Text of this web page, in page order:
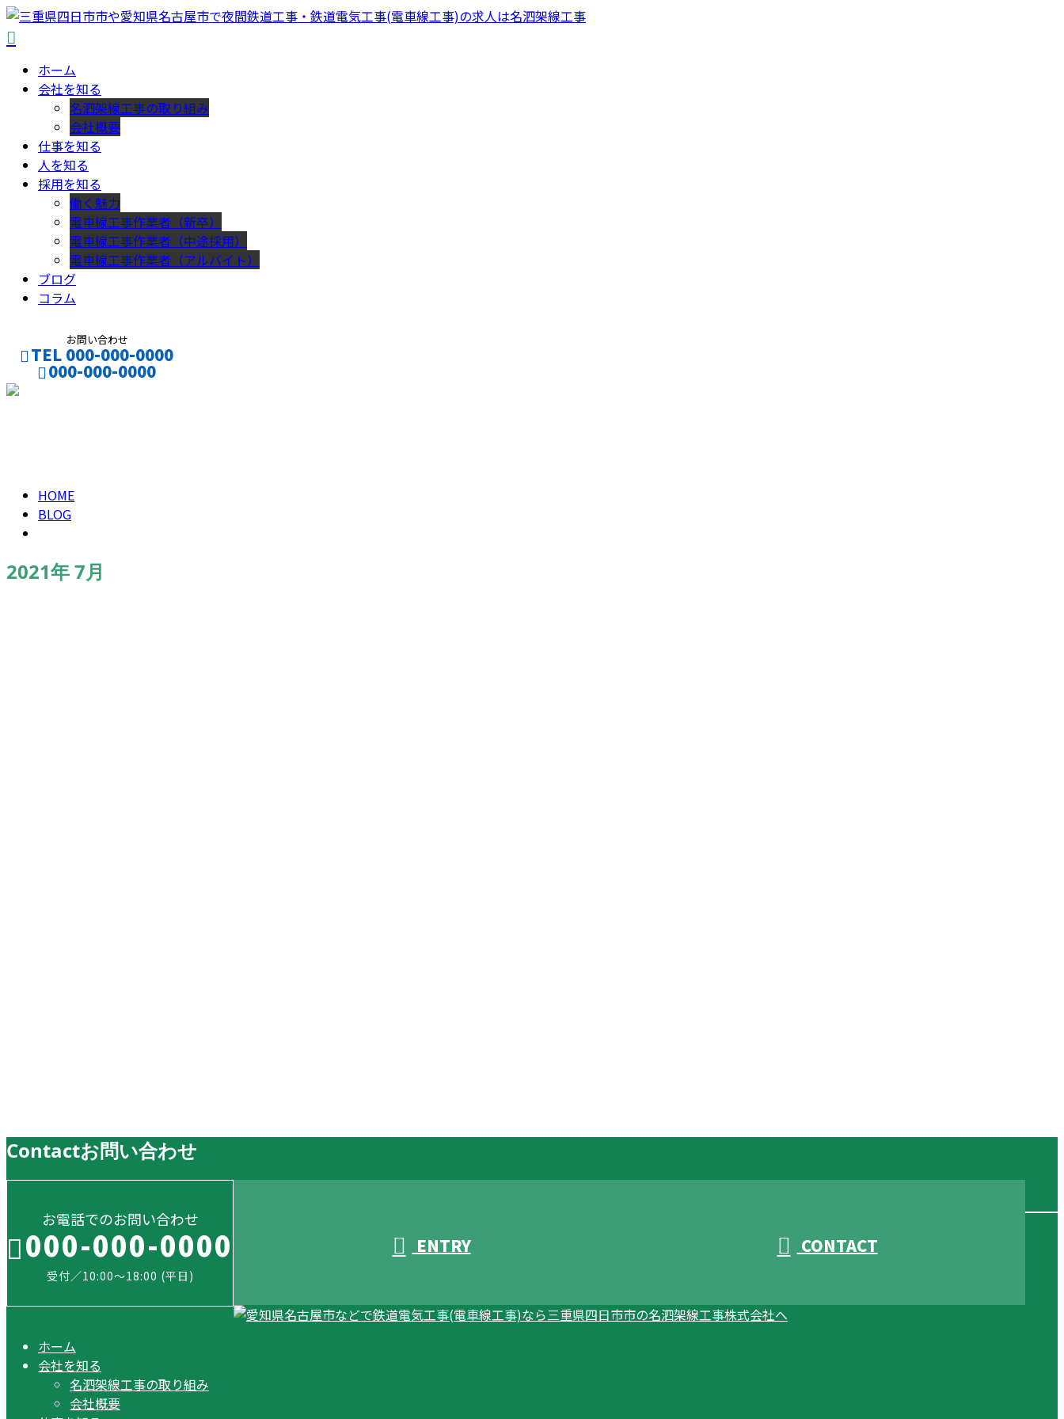
ホーム
会社を知る
名泗架線工事の取り組み
会社概要
仕事を知る
人を知る
採用を知る
働く魅力
電車線工事作業者（新卒）
電車線工事作業者（中途採用）
電車線工事作業者（アルバイト）
ブログ
コラム
お問い合わせ
TEL 000-000-0000
000-000-0000
HOME
BLOG
2021年 7月
Contactお問い合わせ
お電話でのお問い合わせ
000-000-0000
受付／10:00～18:00 (平日)
ENTRY CONTACT
ホーム
会社を知る
名泗架線工事の取り組み
会社概要